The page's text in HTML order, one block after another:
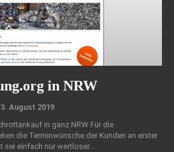
in NRW
August 2019
in ganz NRW Für die
die Terminwünsche der Kunden an erster
sei einfach nur wertloser...